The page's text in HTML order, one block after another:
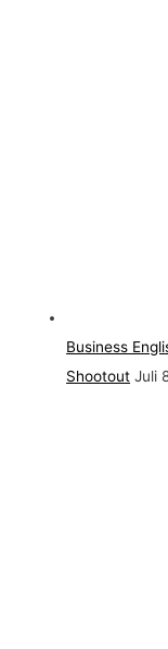
Business
Shootout Juli